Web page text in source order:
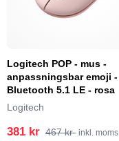
Logitech POP - mus -
anpassningsbar emoji -
Bluetooth 5.1 LE - rosa
Logitech
381 kr 467 kr inkl. moms